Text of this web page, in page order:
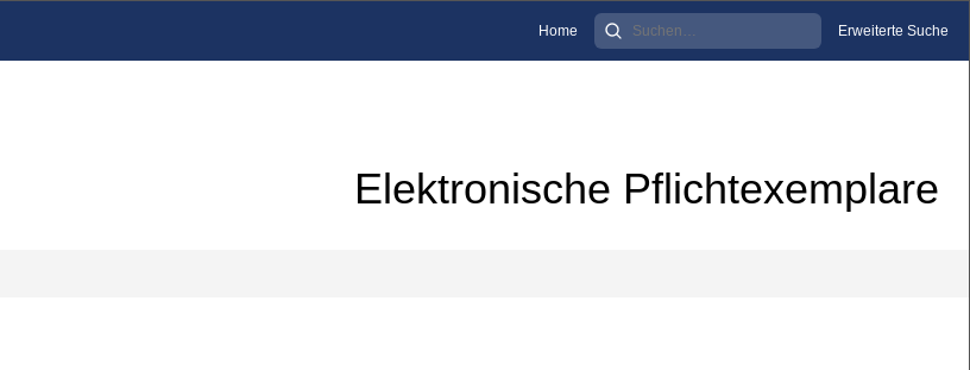
Home Erweiterte Suche
Elektronische Pflichtexemplare